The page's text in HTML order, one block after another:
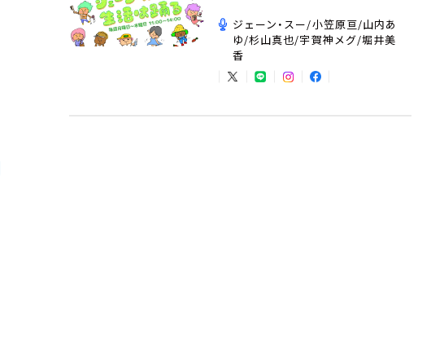
ジェーン・スー/小笠原亘/山内あ
ゆ/杉山真也/宇賀神メグ/堀井美
香